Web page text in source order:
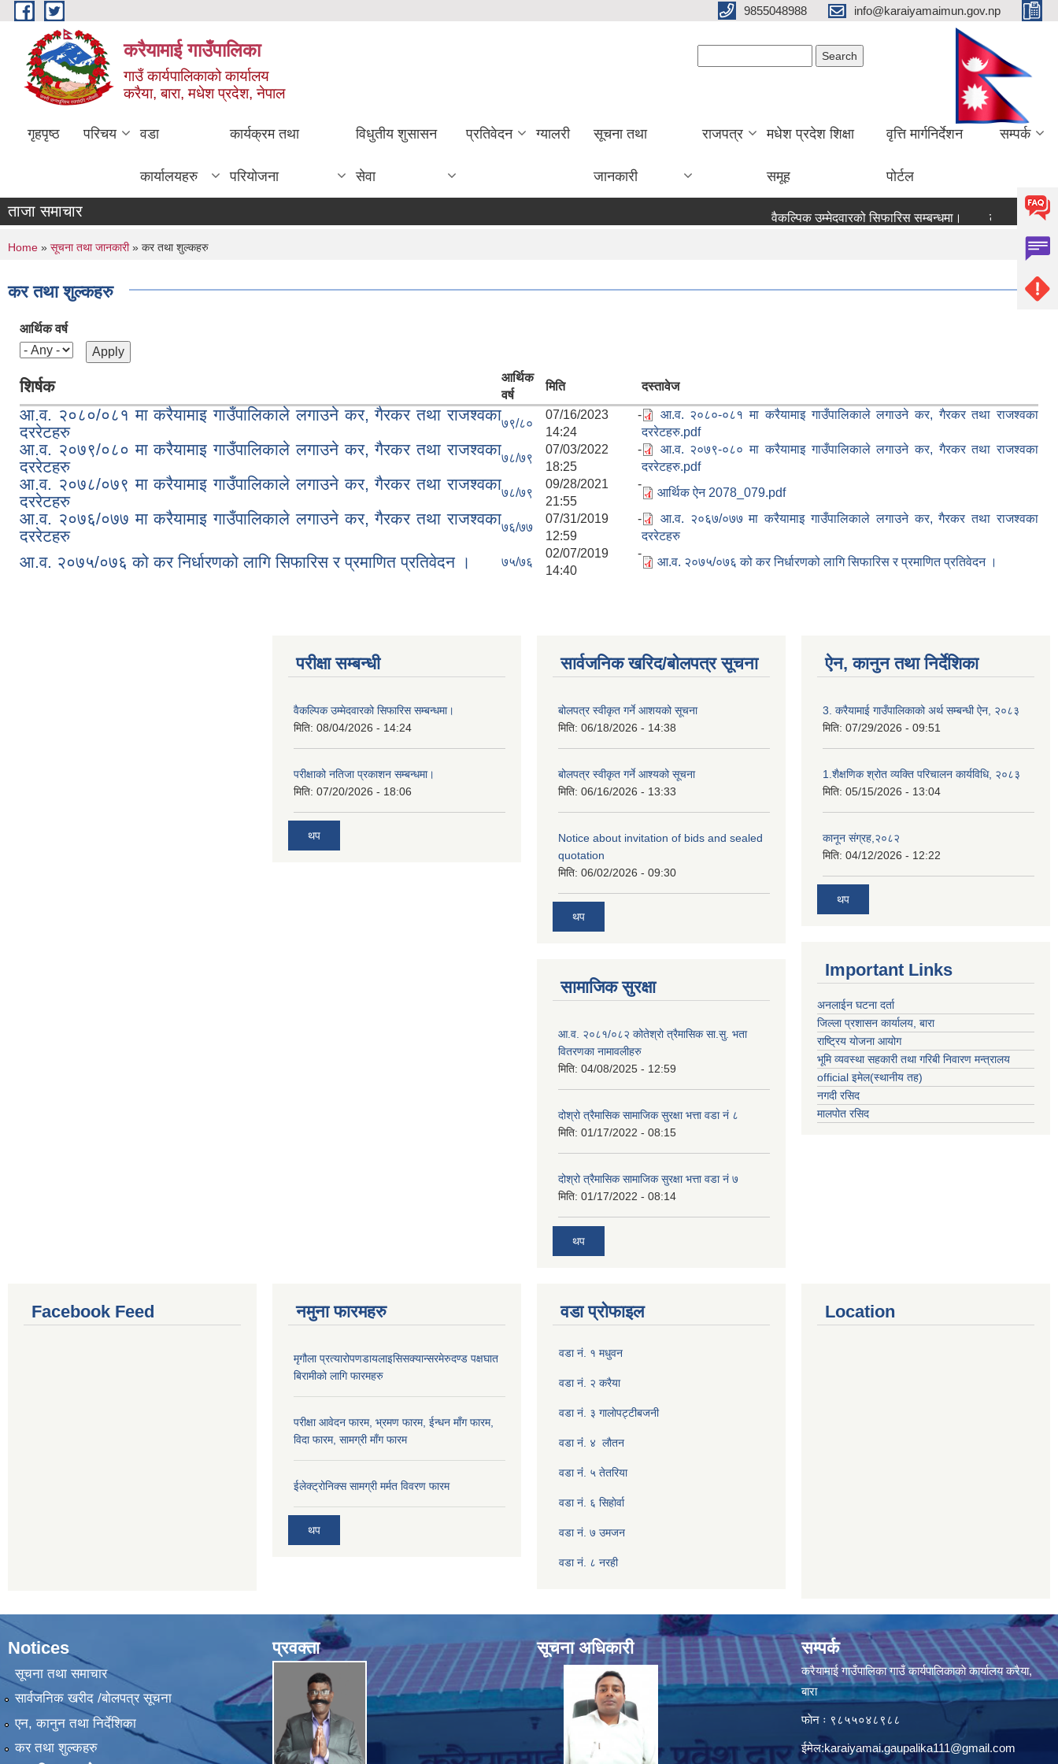
Skip to main content 9855048988 info@karaiyamaimun.gov.np
करैयामाई गाउँपालिका
गाउँ कार्यपालिकाको कार्यालय
करैया, बारा, मधेश प्रदेश, नेपाल
गृहपृष्ठ परिचय वडा
कार्यालयहरु
कार्यक्रम तथा
परियोजना
विधुतीय शुसासन
सेवा
प्रतिवेदन ग्यालरी सूचना तथा
जानकारी
राजपत्र मधेश प्रदेश शिक्षा
समूह
वृत्ति मार्गनिर्देशन
पोर्टल
सम्पर्क
ताजा समाचार वैकल्पिक उम्मेदवारको सिफारिस सम्बन्धमा। लेखा परीक्षण
You are here
Home » सूचना तथा जानकारी» कर तथा शुल्कहरु
कर तथा शुल्कहरु
आर्थिक वर्ष
शिर्षक
आर्थिक
वर्ष
मिति दस्तावेज
आ.व. २०८०/०८१ मा करैयामाइ गाउँपालिकाले लगाउने कर, गैरकर तथा राजश्वका
दररेटहरु
७९/८०
07/16/2023 -
14:24
आ.व. २०८०-०८१ मा करैयामाइ गाउँपालिकाले लगाउने कर, गैरकर तथा राजश्वका
दररेटहरु.pdf
आ.व. २०७९/०८० मा करैयामाइ गाउँपालिकाले लगाउने कर, गैरकर तथा राजश्वका
दररेटहरु
७८/७९
07/03/2022 -
18:25
आ.व. २०७९-०८० मा करैयामाइ गाउँपालिकाले लगाउने कर, गैरकर तथा राजश्वका
दररेटहरु.pdf
आ.व. २०७८/०७९ मा करैयामाइ गाउँपालिकाले लगाउने कर, गैरकर तथा राजश्वका
दररेटहरु
७८/७९
09/28/2021 -
21:55
आर्थिक ऐन 2078_079.pdf
आ.व. २०७६/०७७ मा करैयामाइ गाउँपालिकाले लगाउने कर, गैरकर तथा राजश्वका
दररेटहरु
७६/७७
07/31/2019 -
12:59
आ.व. २०६७/०७७ मा करैयामाइ गाउँपालिकाले लगाउने कर, गैरकर तथा राजश्वका
दररेटहरु
आ.व. २०७५/०७६ को कर निर्धारणको लागि सिफारिस र प्रमाणित प्रतिवेदन । ७५/७६
02/07/2019 -
14:40
आ.व. २०७५/०७६ को कर निर्धारणको लागि सिफारिस र प्रमाणित प्रतिवेदन ।
परीक्षा सम्बन्धी
वैकल्पिक उम्मेदवारको सिफारिस सम्बन्धमा।
मिति: 08/04/2026 - 14:24
परीक्षाको नतिजा प्रकाशन सम्बन्धमा।
मिति: 07/20/2026 - 18:06
थप
सार्वजनिक खरिद/बोलपत्र सूचना
बोलपत्र स्वीकृत गर्ने आशयको सूचना
मिति: 06/18/2026 - 14:38
बोलपत्र स्वीकृत गर्ने आश्यको सूचना
मिति: 06/16/2026 - 13:33
Notice about invitation of bids and sealed
quotation
मिति: 06/02/2026 - 09:30
थप
सामाजिक सुरक्षा
आ.व. २०८१/०८२ कोतेश्रो त्रैमासिक सा.सु. भता
वितरणका नामावलीहरु
मिति: 04/08/2025 - 12:59
दोश्रो त्रैमासिक सामाजिक सुरक्षा भत्ता वडा नं ८
मिति: 01/17/2022 - 08:15
दोश्रो त्रैमासिक सामाजिक सुरक्षा भत्ता वडा नं ७
मिति: 01/17/2022 - 08:14
थप
ऐन, कानुन तथा निर्देशिका
3. करैयामाई गाउँपालिकाको अर्थ सम्बन्धी ऐन, २०८३
मिति: 07/29/2026 - 09:51
1.शैक्षणिक श्रोत व्यक्ति परिचालन कार्यविधि, २०८३
मिति: 05/15/2026 - 13:04
कानून संग्रह,२०८२
मिति: 04/12/2026 - 12:22
थप
Important Links
अनलाईन घटना दर्ता
जिल्ला प्रशासन कार्यालय, बारा
राष्ट्रिय योजना आयोग
भूमि व्यवस्था सहकारी तथा गरिबी निवारण मन्त्रालय
official इमेल(स्थानीय तह)
नगदी रसिद
मालपोत रसिद
Facebook Feed नमुना फारमहरु
मृगौला प्रत्यारोपणडायलाइसिसक्यान्सरमेरुदण्ड पक्षघात
बिरामीको लागि फारमहरु
परीक्षा आवेदन फारम, भ्रमण फारम, ईन्धन माँग फारम,
विदा फारम, सामग्री माँग फारम
ईलेक्ट्रोनिक्स सामग्री मर्मत विवरण फारम
थप
वडा प्रोफाइल
वडा नं. १ मधुवन
वडा नं. २ करैया
वडा नं. ३ गालाेपट्टीबजनी
वडा नंं. ४ लाैतन
वडा नंं. ५ तेतरिया
वडा नं. ६ सिहाेर्वा
वडा नं. ७ उमजन
वडा नं. ८ नरही
Location
Notices
सूचना तथा समाचार
सार्वजनिक खरीद /बोलपत्र सूचना
एन, कानुन तथा निर्देशिका
कर तथा शुल्कहरु
प्रवक्ता सूचना अधिकारी सम्पर्क
करैयामाई गाउँपालिका गाउँ कार्यपालिकाकाे कार्यालय करैया,
बारा
फाेन ः ‌९८५५०४८९८८
ईमेल:karaiyamai.gaupalika111@gmail.com